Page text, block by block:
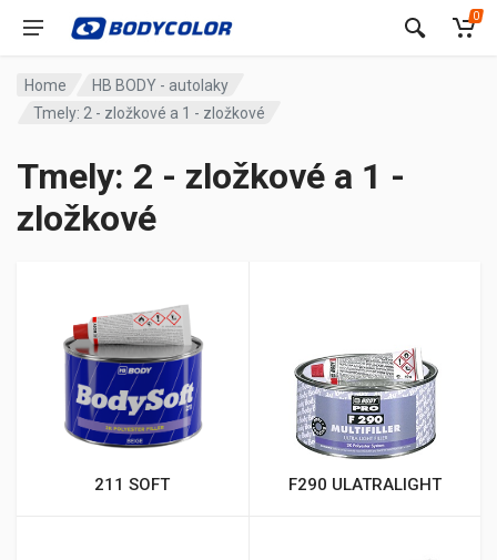
0
Home
HB BODY - autolaky
Tmely: 2 - zložkové a 1 - zložkové
Tmely: 2 - zložkové a 1 -
zložkové
211 SOFT F290 ULATRALIGHT